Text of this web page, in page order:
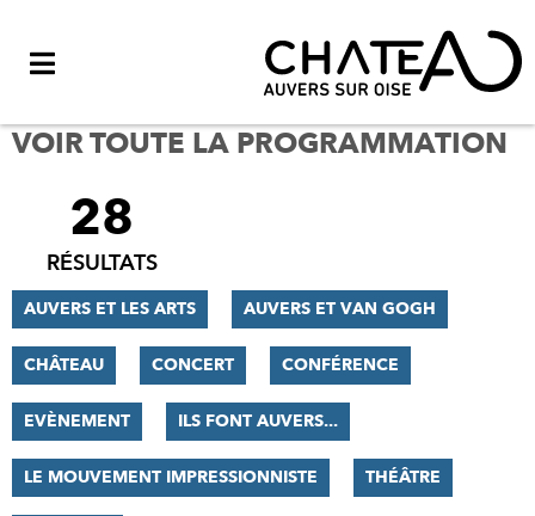
VOIR TOUTE LA PROGRAMMATION
FILTRER
RÉSULTATS
28
RÉSULTATS
AUVERS ET LES ARTS AUVERS ET VAN GOGH
CHÂTEAU CONCERT CONFÉRENCE
EVÈNEMENT ILS FONT AUVERS...
LE MOUVEMENT IMPRESSIONNISTE THÉÂTRE